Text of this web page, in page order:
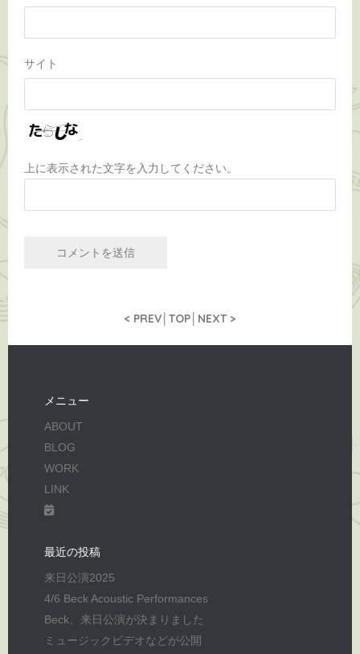
サイト
上に表示された文字を入力してください。
< PREV TOP NEXT>
メニュー
ABOUT
BLOG
WORK
LINK
最近の投稿
来日公演2025
4/6 Beck Acoustic Performances
Beck、来日公演が決まりました
ミュージックビデオなどが公開